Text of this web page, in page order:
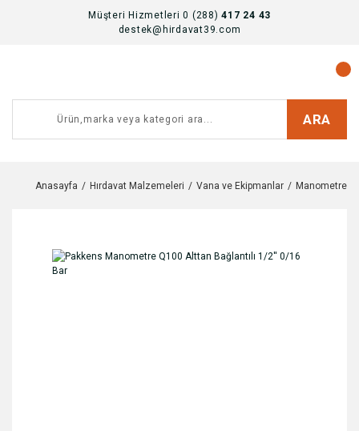
Müşteri Hizmetleri 0 (288)417 24 43
destek@hirdavat39.com
ARA
Anasayfa Hırdavat Malzemeleri Vana ve Ekipmanlar Manometreler